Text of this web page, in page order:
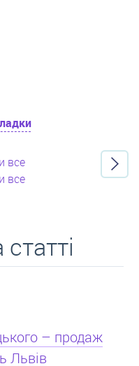
все
все
іпотека
на житло під